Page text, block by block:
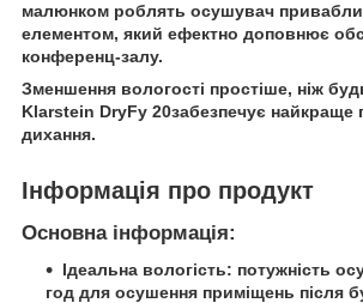
малюнком роблять осушувач
елементом, який ефектно доповнює
конференц-залу.
Зменшення вологості простіше, ніж
Klarstein DryFy 20забезпечує найкраще
дихання.
Інформація про продукт
Основна інформація:
Ідеальна вологість: потужність
год для осушення приміщень після